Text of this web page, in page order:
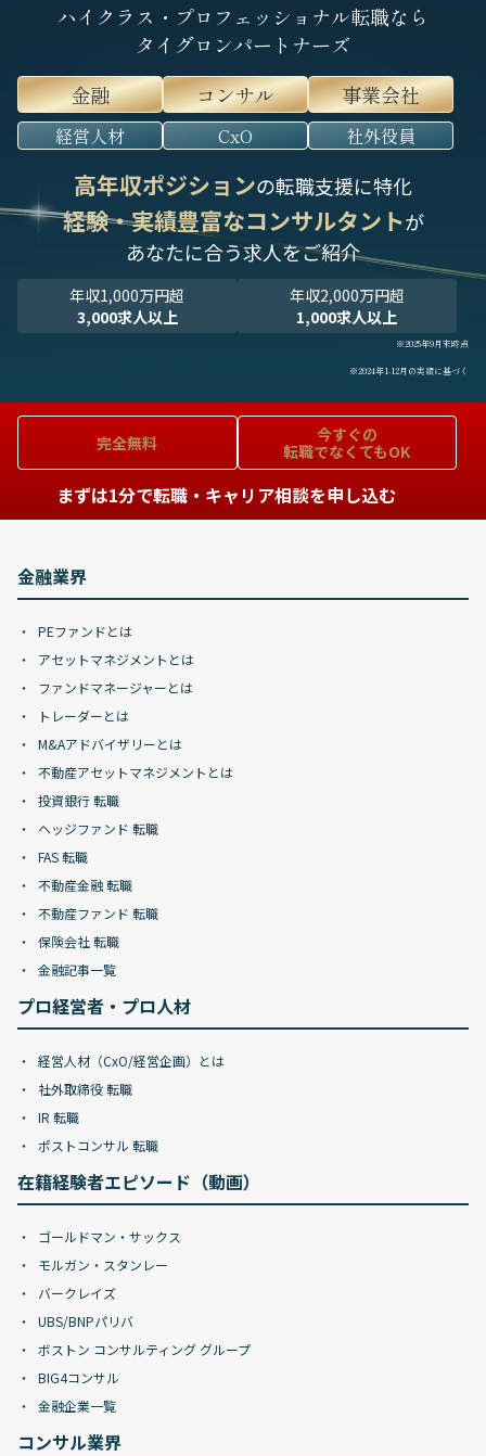
ハイクラス・プロフェッショナル転職なら
タイグロンパートナーズ
金融
コンサル 事業会社
経営人材 CxO 社外役員
高年収ポジションの転職支援に特化
経験・実績豊富なコンサルタントが
あなたに合う求人をご紹介
年収1,000万円超
3,000求人以上
年収2,000万円超
1,000求人以上
※2025年9月末時点
※2024年1-12月の実績に基づく
完全無料
今すぐの
転職でなくてもOK
まずは1分で転職・キャリア相談を申し込む
金融業界
PEファンドとは
アセットマネジメントとは
ファンドマネージャーとは
トレーダーとは
M&Aアドバイザリーとは
不動産アセットマネジメントとは
投資銀行 転職
ヘッジファンド 転職
FAS 転職
不動産金融 転職
不動産ファンド 転職
保険会社 転職
金融記事一覧
プロ経営者・プロ人材
経営人材（CxO/経営企画）とは
社外取締役 転職
IR 転職
ポストコンサル 転職
在籍経験者エピソード（動画）
ゴールドマン・サックス
モルガン・スタンレー
バークレイズ
UBS/BNPパリバ
ボストン コンサルティング グループ
BIG4コンサル
金融企業一覧
コンサル業界